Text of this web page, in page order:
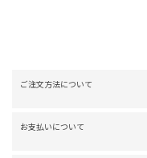
ご注文方法について
お支払いについて